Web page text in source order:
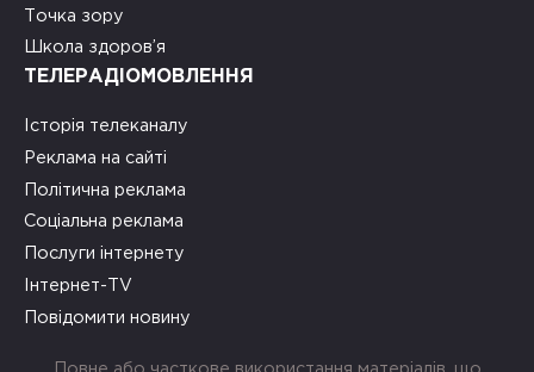
Точка зору
Школа здоров’я
ТЕЛЕРАДІОМОВЛЕННЯ
Історія телеканалу
Реклама на сайті
Політична реклама
Соціальна реклама
Послуги інтернету
Інтернет-TV
Повідомити новину